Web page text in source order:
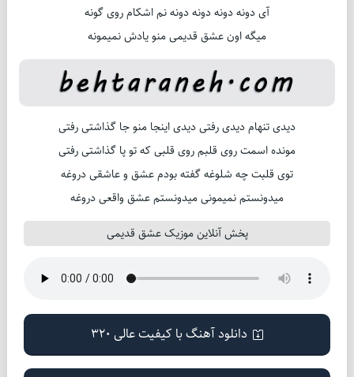
آی دونه دونه دونه دونه نم اشکام روی گونه
میگه اون عشق قدیمی منو یادش نمیمونه
دیدی تنهام دیدی رفتی دیدی اینجا منو جا گذاشتی رفتی
مونده اسمت روی قلبم روی قلبی که تو پا گذاشتی رفتی
توی قلبت چه شلوغه گفته بودم عشق و عاشقی دروغه
میدونستم نمیمونی میدونستم عشق واقعی دروغه
پخش آنلاین موزیک عشق قدیمی
دانلود آهنگ با کیفیت عالی 320